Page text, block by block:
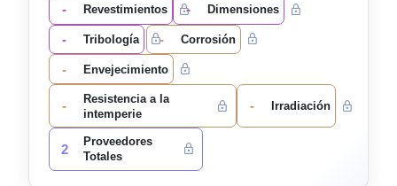
- Revestimientos - Dimensiones
- Tribología - Corrosión
- Envejecimiento
-
Resistencia a la
intemperie
- Irradiación
2
Proveedores
Totales